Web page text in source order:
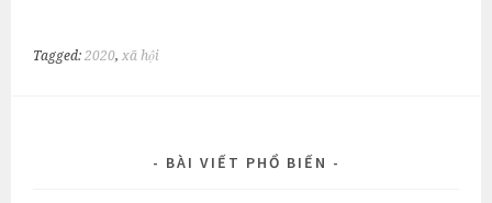
Tagged:2020, xã hội
BÀI VIẾT PHỔ BIẾN